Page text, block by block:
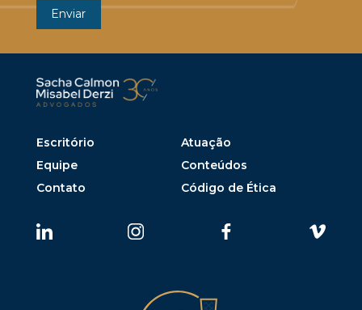
Escritório
Atuação
Equipe
Conteúdos
Contato
Código de Ética